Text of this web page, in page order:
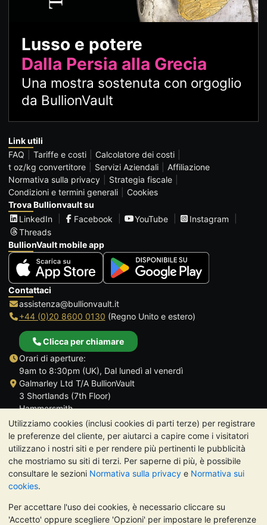
Utilizziamo cookies (inclusi cookies di parti terze) per registrare
le preferenze del cliente, per aiutarci a capire come i visitatori
utilizzano i nostri siti e per rendere più pertinenti le pubblicità
che mostriamo su siti di terzi. Per saperne di più, è possibile
consultare le sezioni Normativa sulla privacy e Normativa sui
cookies.
Per accettare l'uso dei cookies, è necessario cliccare su
'Accetto' oppure scegliere 'Opzioni' per impostare le preferenze
Lusso e potere
Dalla Persia alla Grecia
Una mostra sostenuta con orgoglio
da BullionVault
Link utili
FAQ
Tariffe e costi
Calcolatore dei costi
t oz/kg convertitore
Servizi Aziendali
Affiliazione
Normativa sulla privacy
Strategia fiscale
Condizioni e termini generali
Cookies
Trova Bullionvault su
LinkedIn
Facebook YouTube
Instagram
Threads
BullionVault mobile app
Contattaci
assistenza@bullionvault.it
+44 (0)20 8600 0130 (Regno Unito e estero)
Clicca per chiamare
Orari di aperture:
9am to 8:30pm (UK), Dal lunedì al venerdì
Galmarley Ltd T/A BullionVault
3 Shortlands (7th Floor)
Hammersmith
Londra
W6 8DA
Regno Unito
TrustScore 4.7 | 488 recensioni
NOTA BENE: Il valore dei metalli preziosi può diminuire o